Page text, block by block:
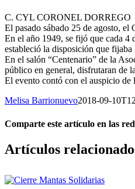
más
grande
C. CYL CORONEL DORREGO
El pasado sábado 25 de agosto,
En el año 1949, se fijó que cada 4
estableció la disposición que
En el salón “Centenario” de la
público en general, disfrutaran de
El evento contó con el auspicio
Melisa Barrionuevo2018-09-
Comparte este artículo en las
Facebook
X
Reddit
LinkedIn
Pinterest
Vk
Artículos